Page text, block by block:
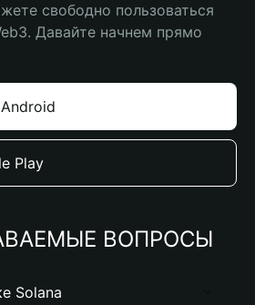
свободно пользоваться
Давайте начнем прямо
Play
ВОПРОСЫ
Solana